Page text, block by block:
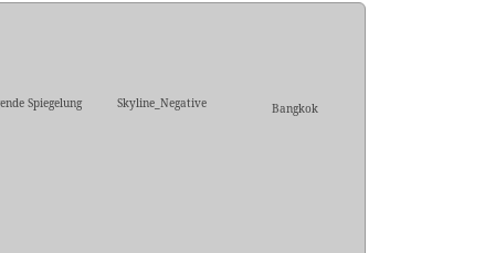
Spiegelung Skyline_Negative Bangkok